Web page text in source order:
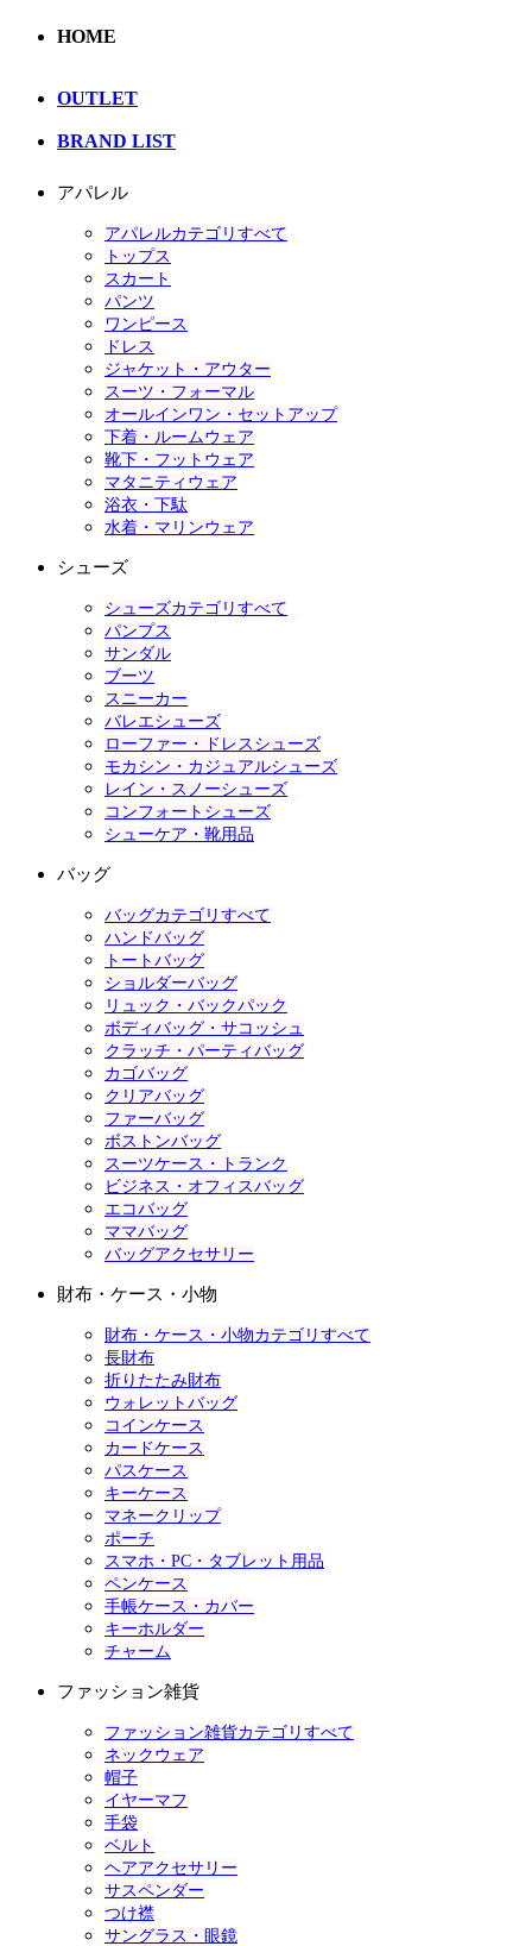
HOME
OUTLET
BRAND LIST
アパレル
アパレルカテゴリすべて
トップス
スカート
パンツ
ワンピース
ドレス
ジャケット・アウター
スーツ・フォーマル
オールインワン・セットアップ
下着・ルームウェア
靴下・フットウェア
マタニティウェア
浴衣・下駄
水着・マリンウェア
シューズ
シューズカテゴリすべて
パンプス
サンダル
ブーツ
スニーカー
バレエシューズ
ローファー・ドレスシューズ
モカシン・カジュアルシューズ
レイン・スノーシューズ
コンフォートシューズ
シューケア・靴用品
バッグ
バッグカテゴリすべて
ハンドバッグ
トートバッグ
ショルダーバッグ
リュック・バックパック
ボディバッグ・サコッシュ
クラッチ・パーティバッグ
カゴバッグ
クリアバッグ
ファーバッグ
ボストンバッグ
スーツケース・トランク
ビジネス・オフィスバッグ
エコバッグ
ママバッグ
バッグアクセサリー
財布・ケース・小物
財布・ケース・小物カテゴリすべて
長財布
折りたたみ財布
ウォレットバッグ
コインケース
カードケース
パスケース
キーケース
マネークリップ
ポーチ
スマホ・PC・タブレット用品
ペンケース
手帳ケース・カバー
キーホルダー
チャーム
ファッション雑貨
ファッション雑貨カテゴリすべて
ネックウェア
帽子
イヤーマフ
手袋
ベルト
ヘアアクセサリー
サスペンダー
つけ襟
サングラス・眼鏡